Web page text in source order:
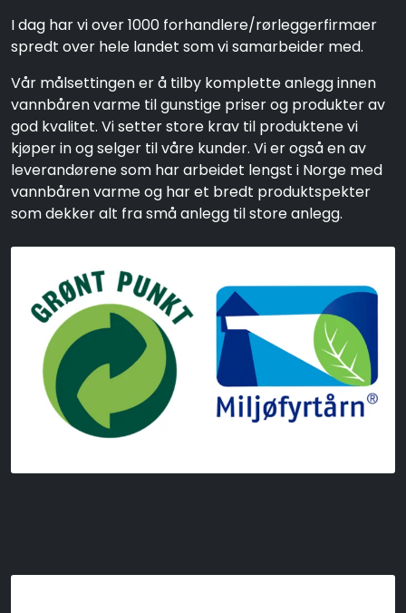
I dag har vi over 1000 forhandlere/rørleggerfirmaer
spredt over hele landet som vi samarbeider med.
Vår målsettingen er å tilby komplette anlegg innen
vannbåren varme til gunstige priser og produkter av
god kvalitet. Vi setter store krav til produktene vi
kjøper in og selger til våre kunder. Vi er også en av
leverandørene som har arbeidet lengst i Norge med
vannbåren varme og har et bredt produktspekter
som dekker alt fra små anlegg til store anlegg.